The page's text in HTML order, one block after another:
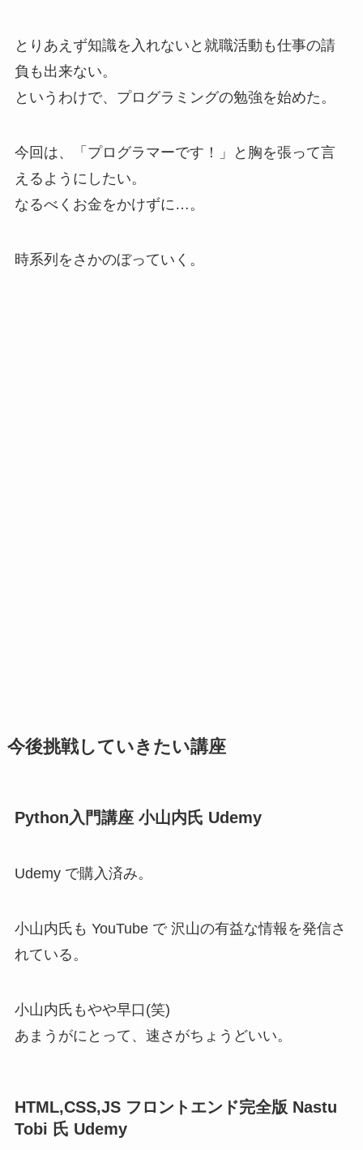
とりあえず知識を入れないと就職活動も仕事の請
負も出来ない。
というわけで、プログラミングの勉強を始めた。
今回は、「プログラマーです！」と胸を張って言
えるようにしたい。
なるべくお金をかけずに…。
時系列をさかのぼっていく。
今後挑戦していきたい講座
Python入門講座 小山内氏 Udemy
Udemy で購入済み。
小山内氏も YouTube で 沢山の有益な情報を発信さ
れている。
小山内氏もやや早口(笑)
あまうがにとって、速さがちょうどいい。
HTML,CSS,JS フロントエンド完全版 Nastu
Tobi 氏 Udemy